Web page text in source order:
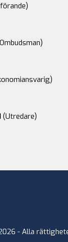
(Utredare)
- Alla